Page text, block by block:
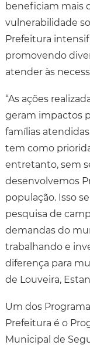
beneficiam mais
vulnerabilidade
Prefeitura
promovendo
atender às
“As ações
geram impactos
famílias
tem como
entretanto, sem
desenvolvemos
população. Isso
pesquisa de
demandas do
trabalhando e
diferença para
de Louveira,
Um dos
Prefeitura é o
Municipal de